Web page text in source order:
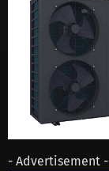
- Advertisement -